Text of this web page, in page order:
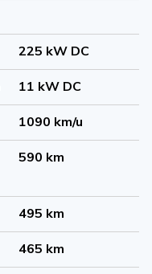
225 kW DC
11 kW DC
1090 km/u
590 km
495 km
465 km